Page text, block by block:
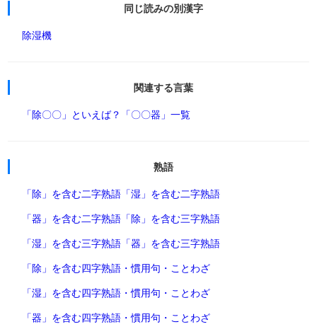
同じ読みの別漢字
除湿機
関連する言葉
「除〇〇」といえば？ 「〇〇器」一覧
熟語
「除」を含む二字熟語 「湿」を含む二字熟語
「器」を含む二字熟語 「除」を含む三字熟語
「湿」を含む三字熟語 「器」を含む三字熟語
「除」を含む四字熟語・慣用句・ことわざ
「湿」を含む四字熟語・慣用句・ことわざ
「器」を含む四字熟語・慣用句・ことわざ